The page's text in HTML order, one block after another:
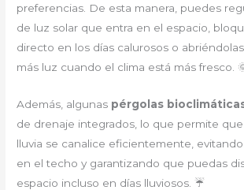
preferencias. De esta manera, puedes
de luz solar que entra en el espacio,
directo en los días calurosos o
más luz cuando el clima está más fresco.
Además, algunas pérgolas
de drenaje integrados, lo que permite
lluvia se canalice eficientemente,
en el techo y garantizando que puedas
espacio incluso en días lluviosos. ☔